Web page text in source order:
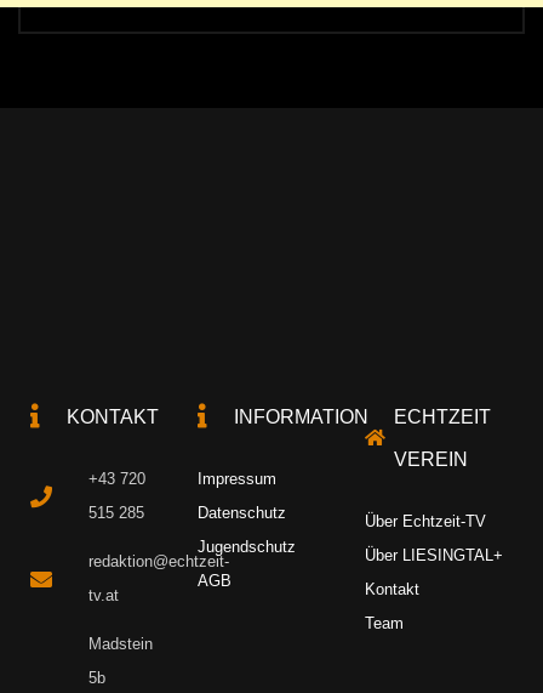
KONTAKT
+43 720
515 285
redaktion@echtzeit-
tv.at
Madstein
5b
INFORMATION
Impressum
Datenschutz
Jugendschutz
AGB
ECHTZEIT
VEREIN
Über Echtzeit-TV
Über LIESINGTAL+
Kontakt
Team